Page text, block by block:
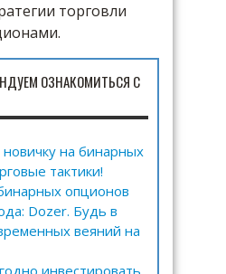
торговли
ОЗНАКОМИТЬСЯ С
новичку на бинарных
тактики!
опционов
Dozer. Будь в
веяний на
инвестировать